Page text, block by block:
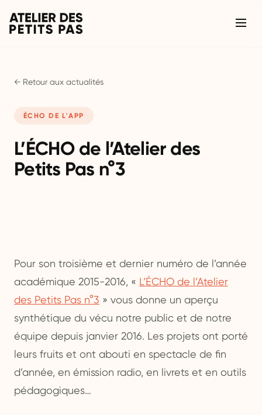
← Retour aux actualités
ÉCHO DE L'APP
L’ÉCHO de l’Atelier des
Petits Pas n°3
Pour son troisième et dernier numéro de l’année
académique 2015-2016, « L’ÉCHO de l’Atelier
des Petits Pas n°3 » vous donne un aperçu
synthétique du vécu notre public et de notre
équipe depuis janvier 2016. Les projets ont porté
leurs fruits et ont abouti en spectacle de fin
d’année, en émission radio, en livrets et en outils
pédagogiques…